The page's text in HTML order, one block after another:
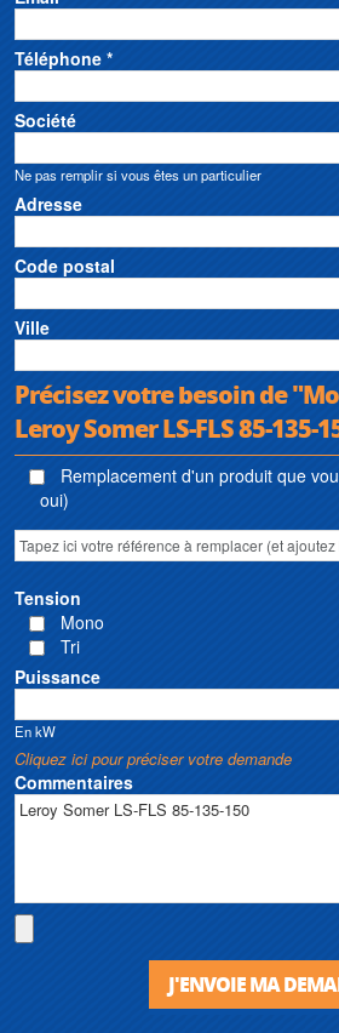
Téléphone *
Société
Ne pas remplir si vous êtes un particulier
Adresse
Code postal
Ville
Précisez votre besoin de
Leroy Somer LS-FLS 85-135-
Remplacement d'un produit que
oui)
Tension
Mono
Tri
Puissance
En kW
Cliquez ici pour préciser votre demande
Commentaires
J'ENVOIE MA